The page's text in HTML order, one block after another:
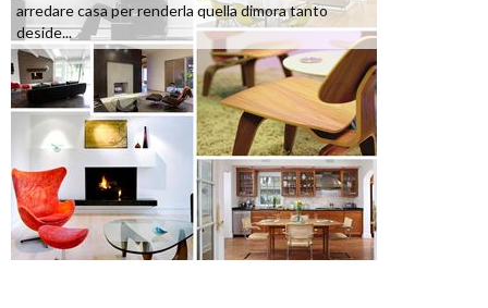
arredare casa per renderla quella dimora tanto
deside...